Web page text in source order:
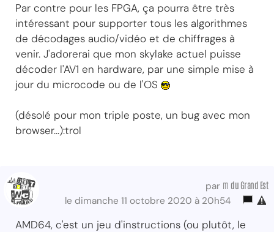
Par contre pour les FPGA, ça pourra être très
intéressant pour supporter tous les algorithmes
de décodages audio/vidéo et de chiffrages à
venir. J'adorerai que mon skylake actuel puisse
décoder l'AV1 en hardware, par une simple mise à
jour du microcode ou de l'OS
(désolé pour mon triple poste, un bug avec mon
browser...):trol
par m du Grand Est
le dimanche 11 octobre 2020 à 20h54
AMD64, c'est un jeu d'instructions (ou plutôt, le